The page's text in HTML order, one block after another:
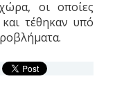
οι οποίες
τέθηκαν υπό